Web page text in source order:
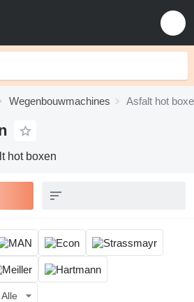
Wegenbouwmachines Asfalt hot
hot boxen
Alle